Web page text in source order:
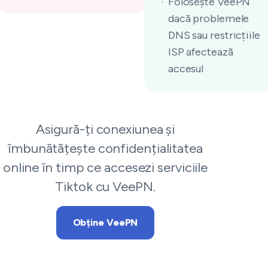
dacă problemele
DNS sau restricțiile
ISP afectează
accesul
Asigură-ți conexiunea și
îmbunătățește confidențialitatea
online în timp ce accesezi serviciile
Tiktok cu VeePN.
Obține VeePN